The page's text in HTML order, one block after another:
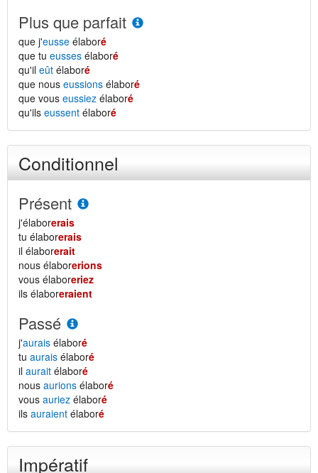
Plus que parfait
que j'eusse élaboré
que tu eusses élaboré
qu'il eût élaboré
que nous eussions élaboré
que vous eussiez élaboré
qu'ils eussent élaboré
Conditionnel
Présent
j'élaborerais
tu élaborerais
il élaborerait
nous élaborerions
vous élaboreriez
ils élaboreraient
Passé
j'aurais élaboré
tu aurais élaboré
il aurait élaboré
nous aurions élaboré
vous auriez élaboré
ils auraient élaboré
Impératif